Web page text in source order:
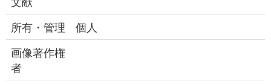
所有・管理
個人
画像著作権
者